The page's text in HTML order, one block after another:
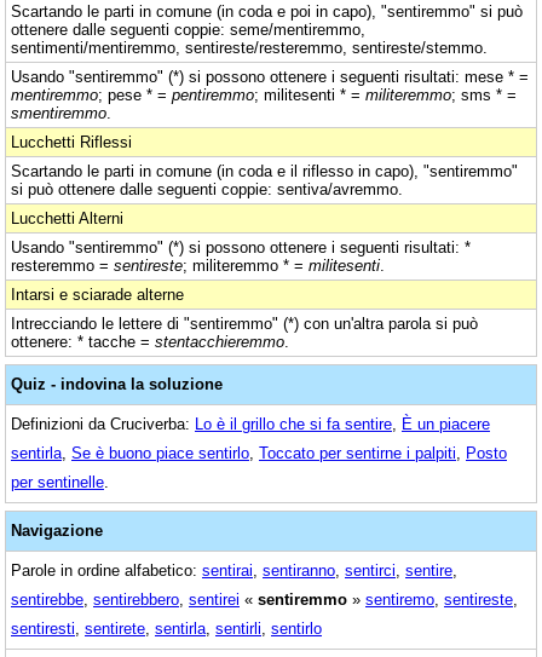
Scartando le parti in comune (in coda e poi in capo), "sentiremmo" si può
ottenere dalle seguenti coppie: seme/mentiremmo,
sentimenti/mentiremmo, sentireste/resteremmo, sentireste/stemmo.
Usando "sentiremmo" (*) si possono ottenere i seguenti risultati: mese * =
mentiremmo; pese * = pentiremmo; militesenti * = militeremmo; sms * =
smentiremmo
Lucchetti Riflessi
Scartando le parti in comune (in coda e il riflesso in capo), "sentiremmo"
si può ottenere dalle seguenti coppie: sentiva/avremmo.
Lucchetti Alterni
Usando "sentiremmo" (*) si possono ottenere i seguenti risultati: *
resteremmo = sentireste; militeremmo * = militesenti
Intarsi e sciarade alterne
Intrecciando le lettere di "sentiremmo" (*) con un'altra parola si può
ottenere: * tacche = stentacchieremmo
Quiz - indovina la soluzione
Definizioni da Cruciverba: Lo è il grillo che si fa sentire È un piacere
sentirla Se è buono piace sentirlo Toccato per sentirne i palpiti
Posto
per sentinelle
Navigazione
Parole in ordine alfabetico: sentirai sentiranno sentirci sentire
sentirebbe sentirebbero sentirei « sentiremmo » sentiremo sentireste
sentiresti sentirete sentirla sentirli sentirlo